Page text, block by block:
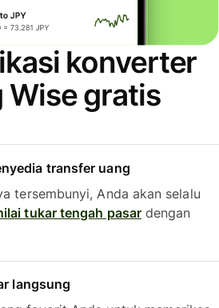
konverter
Wise gratis
transfer uang
tersembunyi, Anda akan selalu
tukar tengah pasardengan
langsung